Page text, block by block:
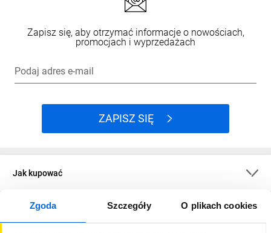
Zgoda Szczegóły O plikach cookies
Zapisz się, aby otrzymać informacje o nowościach,
promocjach i wyprzedażach
Podaj adres e-mail
ZAPISZ SIĘ
Jak kupować
O firmie